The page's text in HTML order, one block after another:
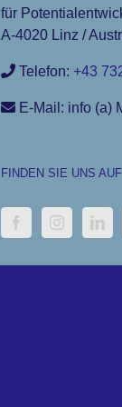
für
A-4020 Linz /
Telefon: +43
E-Mail: info (a)
FINDEN SIE UNS